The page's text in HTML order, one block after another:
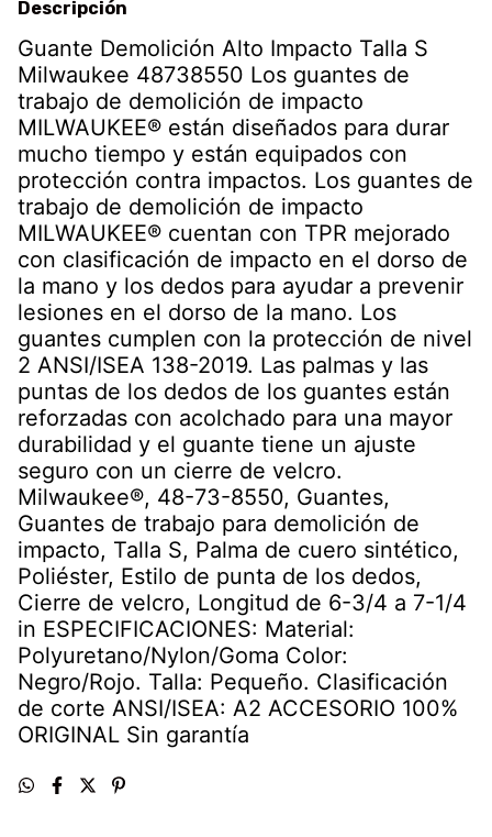
Descripción
Guante Demolición Alto Impacto Talla S
Milwaukee 48738550 Los guantes de
trabajo de demolición de impacto
MILWAUKEE® están diseñados para durar
mucho tiempo y están equipados con
protección contra impactos. Los guantes de
trabajo de demolición de impacto
MILWAUKEE® cuentan con TPR mejorado
con clasificación de impacto en el dorso de
la mano y los dedos para ayudar a prevenir
lesiones en el dorso de la mano. Los
guantes cumplen con la protección de nivel
2 ANSI/ISEA 138-2019. Las palmas y las
puntas de los dedos de los guantes están
reforzadas con acolchado para una mayor
durabilidad y el guante tiene un ajuste
seguro con un cierre de velcro.
Milwaukee®, 48-73-8550, Guantes,
Guantes de trabajo para demolición de
impacto, Talla S, Palma de cuero sintético,
Poliéster, Estilo de punta de los dedos,
Cierre de velcro, Longitud de 6-3/4 a 7-1/4
in ESPECIFICACIONES: Material:
Polyuretano/Nylon/Goma Color:
Negro/Rojo. Talla: Pequeño. Clasificación
de corte ANSI/ISEA: A2 ACCESORIO 100%
ORIGINAL Sin garantía